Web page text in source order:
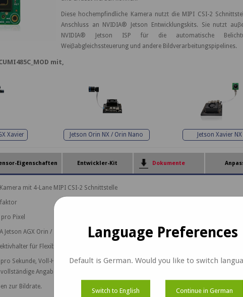
Diese hochempfindliche Kamera nutzt die MIPI CSI-2
Anschluss an NVIDIA® Jetson Entwicklungskits. Sie nutzt
NVIDIA® Jetson ISP für die automatische
Weiβabgleichssteuerung und andere Bildverarbeitungspipelines.
mit,
Xavier Jetson Orin NX / Orin Nano Jetson Xavier NX
Eigenschaften Entwickler-Kit Dokumente
mit 4-Lane MIPI CSI-2 Schnittstelle
pro Pixel
Jetson AGX Orin / Xavier NX / AGX Xavier Entwicklungskits
für Flexibilität bei der Auswahl eines Objektivs je nach
Sekunde, Voll-HD@90 Bilder pro Sekunde
Angaben zur Bildrate.
zur Bildrate.
Language Preferences
Default is German. Would you like to switch
Switch to English Continue in German